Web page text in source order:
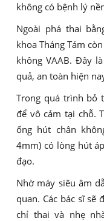
không có bệnh lý
Ngoài phá thai
khoa Tháng Tám
không VAAB. Đây
quả, an toàn hiện
Trong quá trình bỏ
để vô cảm tại chỗ.
ống hút chân
4mm) có lòng hút
đạo.
Nhờ máy siêu âm
quan. Các bác sĩ
chỉ thai và nhẹ